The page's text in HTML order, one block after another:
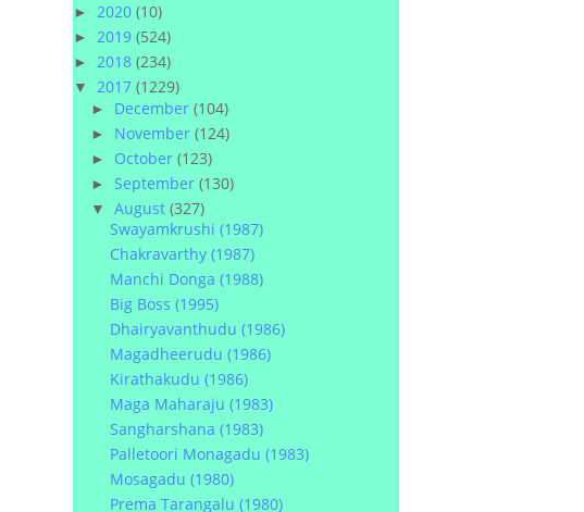
► 2020 (10)
► 2019 (524)
► 2018 (234)
▼ 2017 (1229)
► December(104)
► November(124)
► October(123)
► September(130)
▼August(327)
Swayamkrushi (1987)
Chakravarthy (1987)
Manchi Donga (1988)
Big Boss (1995)
Dhairyavanthudu (1986)
Magadheerudu (1986)
Kirathakudu (1986)
Maga Maharaju (1983)
Sangharshana (1983)
Palletoori Monagadu (1983)
Mosagadu (1980)
Prema Tarangalu (1980)